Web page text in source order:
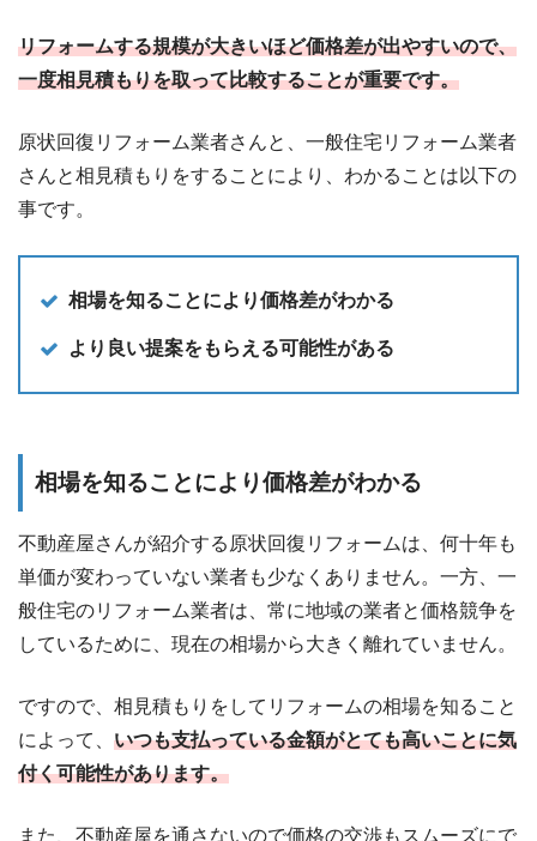
リフォームする規模が大きいほど価格差が出やすいので、
一度相見積もりを取って比較することが重要です。
原状回復リフォーム業者さんと、一般住宅リフォーム業者
さんと相見積もりをすることにより、わかることは以下の
事です。
相場を知ることにより価格差がわかる
より良い提案をもらえる可能性がある
相場を知ることにより価格差がわかる
不動産屋さんが紹介する原状回復リフォームは、何十年も
単価が変わっていない業者も少なくありません。一方、一
般住宅のリフォーム業者は、常に地域の業者と価格競争を
しているために、現在の相場から大きく離れていません。
ですので、相見積もりをしてリフォームの相場を知ること
によって、 いつも支払っている金額がとても高いことに気
付く可能性があります。
また、不動産屋を通さないので価格の交渉もスムーズにで